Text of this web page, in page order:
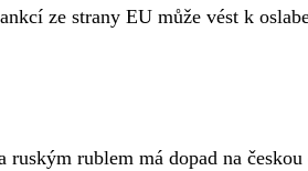
ze strany EU může vést k
rublem má dopad na